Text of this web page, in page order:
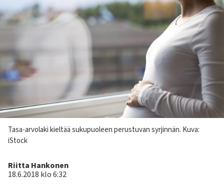
Kuvateksti
Tasa-arvolaki kieltää sukupuoleen perustuvan syrjinnän. Kuva:
iStock
Kirjoittaja
Riitta Hankonen
18.6.2018 klo 6:32